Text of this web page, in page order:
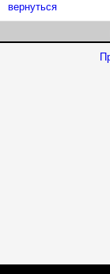
вернуться